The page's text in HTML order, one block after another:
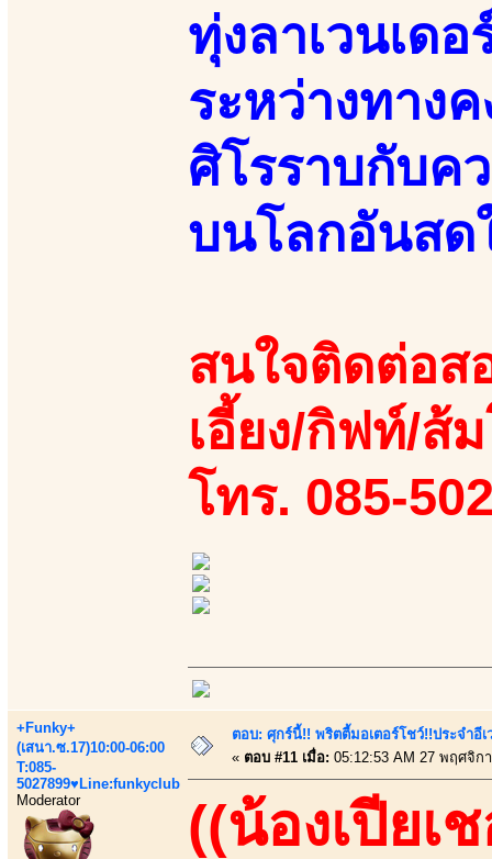
ทุ่งลาเวนเด
ระหว่างทาง
ศิโรราบกับค
บนโลกอัน
สนใจติดต่อส
เอี้ยง/กิฟท์/ส้
โทร. 085-
+Funky+
(เสนา.ซ.17)10:00-06:00
T:085-
5027899♥Line:funkyclub
Moderator
ตอบ: ศุกร์นี้!! พริตตี้มอเตอร์โชว์!!ประจำอี
« ตอบ #11 เมื่อ: 05:12:53 AM 27 พฤศจิก
((น้องเปียเ